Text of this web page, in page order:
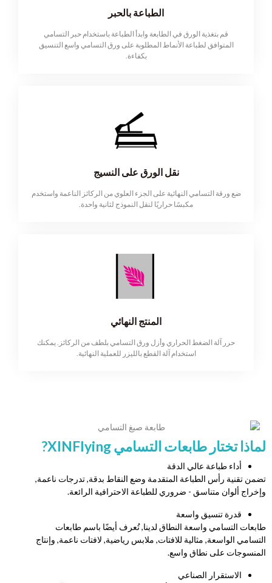
الطباعة بالحبر
قم بتغذية الورق في الطابعة وابدأ الطباعة باستخدام حبر التسامي
المتوافق لطباعة الأنماط المطلوبة على ورق التسامي واسع التنسيق
بكفاءة.
نقل الورق على النسيج
ضع ورقة التسامي النهائية على الجزء العلوي من الركائز الناعمة واستخدم
مكبسًا حراريًا لنقل النموذج لثانية واحدة.
المنتج النهائي
حرر آلة الضغط الحراري وأزل ورق التسامي بلطف من الركائز. يمكنك
استخدام آلة القطع بالليزر للعملية النهائية.
لماذا تختار طابعات التسامي XINFlying?
أداء طباعة عالي الدقة
تضمن تقنية رأس الطباعة المتقدمة وضع النقاط بدقة, تدرجات ناعمة,
وإخراج ألوان متناسق - ضروري للطباعة الاحترافية الرائعة.
قدرة تنسيق واسعة
طابعات التسامي واسعة النطاق لدينا, تُعرف أيضًا باسم طابعات
التسامي الواسعة, مثالية للافتات, ملابس رياضية, لافتات ناعمة, وإنتاج
المنسوجات على نطاق واسع.
الاستقرار الصناعي